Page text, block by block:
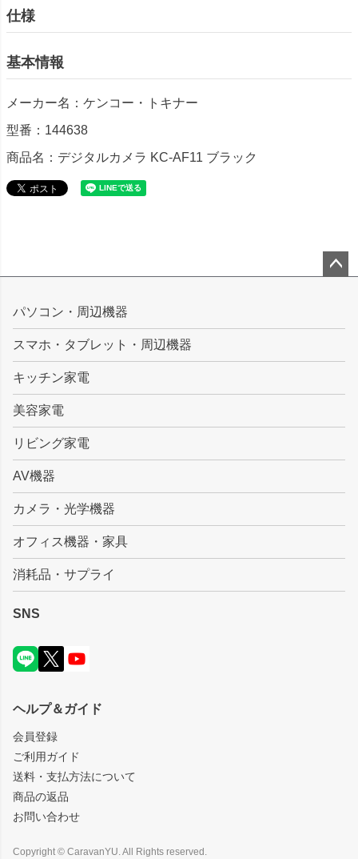
仕様
基本情報
メーカー名：ケンコー・トキナー
型番：144638
商品名：デジタルカメラ KC-AF11 ブラック
ップ
パソコン・周辺機器
スマホ・タブレット・周辺機器
キッチン家電
美容家電
リビング家電
AV機器
カメラ・光学機器
オフィス機器・家具
消耗品・サプライ
SNS
ヘルプ＆ガイド
会員登録
ご利用ガイド
送料・支払方法について
商品の返品
お問い合わせ
Copyright © CaravanYU. All Rights reserved.